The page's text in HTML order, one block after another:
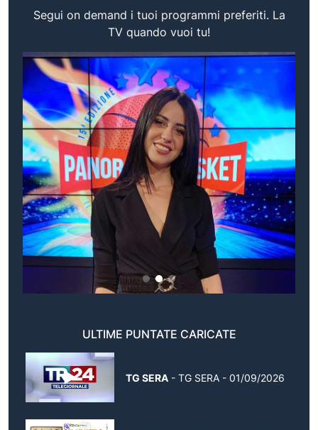
Segui on demand i tuoi programmi preferiti. La
TV quando vuoi tu!
ULTIME PUNTATE CARICATE
TG SERA - TG SERA - 01/09/2026